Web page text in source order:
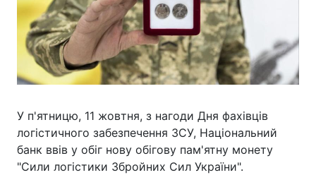
У п'ятницю, 11 жовтня, з нагоди Дня фахівців
логістичного забезпечення ЗСУ, Національний
банк ввів у обіг нову обігову пам'ятну монету
"Сили логістики Збройних Сил України".